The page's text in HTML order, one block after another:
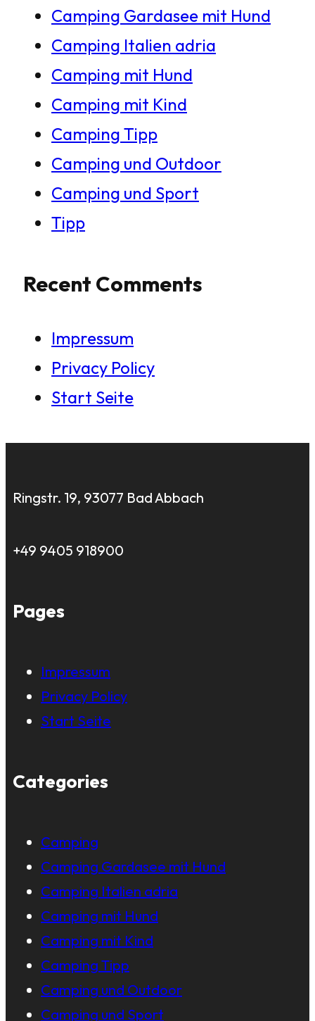
Camping Gardasee mit Hund
Camping Italien adria
Camping mit Hund
Camping mit Kind
Camping Tipp
Camping und Outdoor
Camping und Sport
Tipp
Recent Comments
Impressum
Privacy Policy
Start Seite
Ringstr. 19, 93077 Bad Abbach
+49 9405 918900
Pages
Impressum
Privacy Policy
Start Seite
Categories
Camping
Camping Gardasee mit Hund
Camping Italien adria
Camping mit Hund
Camping mit Kind
Camping Tipp
Camping und Outdoor
Camping und Sport